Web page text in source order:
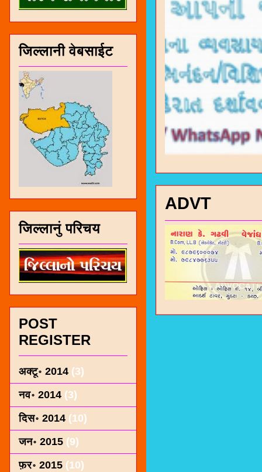
ADVT
जिल्लानी वेबसाईट
जिल्लानुं परिचय
POST
REGISTER
अक्टू॰ 2014 (3)
नव॰ 2014 (3)
दिस॰ 2014 (10)
जन॰ 2015 (9)
फ़र॰ 2015 (10)